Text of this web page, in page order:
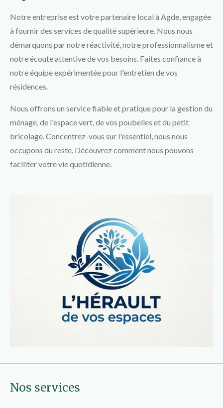
Notre entreprise est votre partenaire local à Agde, engagée
à fournir des services de qualité supérieure. Nous nous
démarquons par notre réactivité, notre professionnalisme et
notre écoute attentive de vos besoins. Faites confiance à
notre équipe expérimentée pour l'entretien de vos
résidences.
Nous offrons un service fiable et pratique pour la gestion du
ménage, de l'espace vert, de vos poubelles et du petit
bricolage. Concentrez-vous sur l'essentiel, nous nous
occupons du reste. Découvrez comment nous pouvons
faciliter votre vie quotidienne.
Nos services